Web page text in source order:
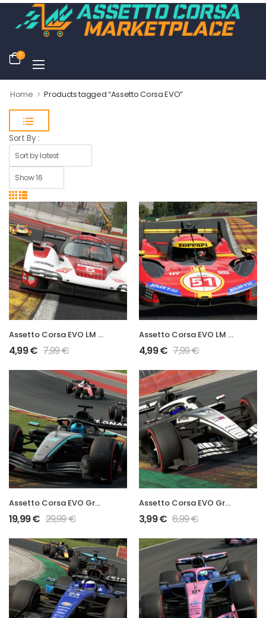
0
Home > Products tagged “Assetto Corsa EVO”
Sort By :
Assetto Corsa EVO LM Hypercar 963 LMDh Mod
4,99€ 7,99€
Assetto Corsa EVO LM Hypercar 499P Mod
4,99€ 7,99€
Assetto Corsa EVO Grand Prix 2026 Full Mod
19,99€ 29,99€
Assetto Corsa EVO Grand Prix 2026 MAC26 Mod
3,99€ 6,99€